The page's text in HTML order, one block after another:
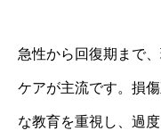
急性から回復期まで
ケアが主流です。損
な教育を重視し、過